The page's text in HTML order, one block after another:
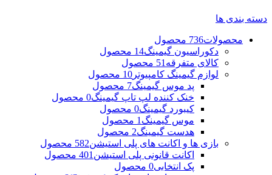
دسته بندی ها
محصولات736 محصول
دکوراسیون گیمینگ14 محصول
کالای متفرقه51 محصول
لوازم گیمینگ کامپیوتر 10 محصول
پد موس گیمینگ7 محصول
خنک کننده لپ تاپ گیمینگ0 محصول
کیبورد گیمینگ0 محصول
موس گیمینگ1 محصول
هدست گیمینگ2 محصول
بازی ها و اکانت های پلی استیشن582 محصول
اکانت قانونی پلی استیشن401 محصول
پک انتخابی0 محصول